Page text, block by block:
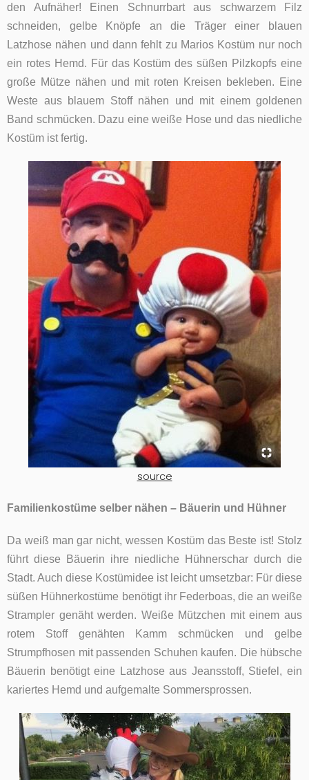
den Aufnäher! Einen Schnurrbart aus schwarzem Filz
schneiden, gelbe Knöpfe an die Träger einer blauen
Latzhose nähen und dann fehlt zu Marios Kostüm nur noch
ein rotes Hemd. Für das Kostüm des süßen Pilzkopfs eine
große Mütze nähen und mit roten Kreisen bekleben. Eine
Weste aus blauem Stoff nähen und mit einem goldenen
Band schmücken. Dazu eine weiße Hose und das niedliche
Kostüm ist fertig.
source
Familienkostüme selber nähen – Bäuerin und Hühner
Da weiß man gar nicht, wessen Kostüm das Beste ist! Stolz
führt diese Bäuerin ihre niedliche Hühnerschar durch die
Stadt. Auch diese Kostümidee ist leicht umsetzbar: Für diese
süßen Hühnerkostüme benötigt ihr Federboas, die an weiße
Strampler genäht werden. Weiße Mützchen mit einem aus
rotem Stoff genähten Kamm schmücken und gelbe
Strumpfhosen mit passenden Schuhen kaufen. Die hübsche
Bäuerin benötigt eine Latzhose aus Jeansstoff, Stiefel, ein
kariertes Hemd und aufgemalte Sommersprossen.